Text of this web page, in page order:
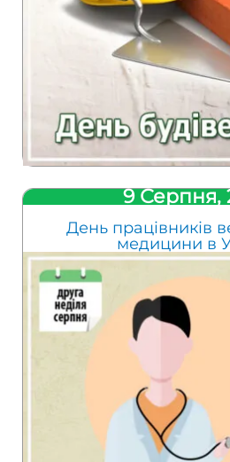
9 Серпня,
День працівників
медицини в